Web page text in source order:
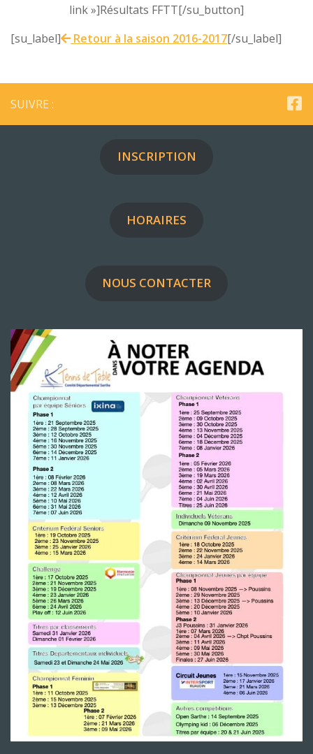
link »]Résultats FFTT[/su_button]
[su_label]
Retour à la saison 2016-2017[/su_label]
SUIVRE :
INSCRIPTION
HORAIRES
NOUS CONTACTER